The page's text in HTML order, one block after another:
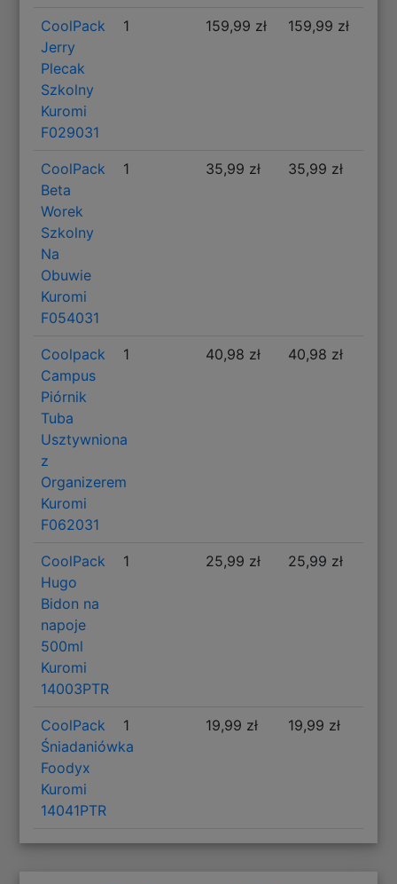
CoolPack
Jerry
Plecak
Szkolny
Kuromi
F029031
1 159,99 zł 159,99 zł
CoolPack
Beta
Worek
Szkolny
Na
Obuwie
Kuromi
F054031
1 35,99 zł 35,99 zł
Coolpack
Campus
Piórnik
Tuba
Usztywniona
z
Organizerem
Kuromi
F062031
1 40,98 zł 40,98 zł
CoolPack
Hugo
Bidon na
napoje
500ml
Kuromi
14003PTR
1 25,99 zł 25,99 zł
CoolPack
Śniadaniówka
Foodyx
Kuromi
14041PTR
1 19,99 zł 19,99 zł